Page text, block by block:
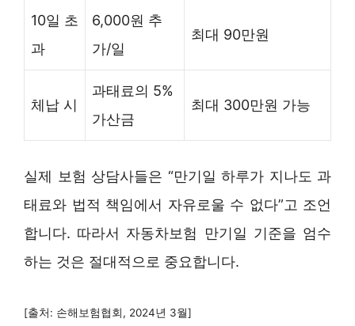
10일 초
과
6,000원 추
가/일
최대 90만원
체납 시
과태료의 5%
가산금
최대 300만원 가능
실제 보험 상담사들은 “만기일 하루가 지나도 과
태료와 법적 책임에서 자유로울 수 없다”고 조언
합니다. 따라서 자동차보험 만기일 기준을 엄수
하는 것은 절대적으로 중요합니다.
[출처: 손해보험협회, 2024년 3월]